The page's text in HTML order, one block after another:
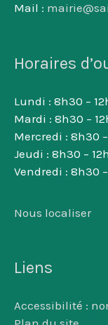
Mail :
Horaires
Lundi : 8h30 –
Mardi : 8h30 –
Mercredi : 8h30
Jeudi : 8h30 –
Vendredi : 8h30
Nous localiser
Liens
Accessibilité :